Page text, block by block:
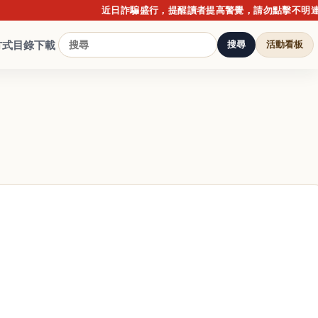
近日詐騙盛行，提醒讀者提高警覺，請勿點擊不明連結或
式目錄下載 搜尋 活動看板